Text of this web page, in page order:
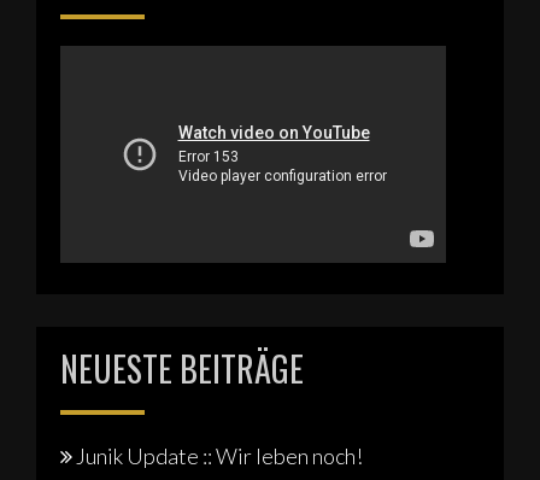
NEUESTE BEITRÄGE
Junik Update :: Wir leben noch!